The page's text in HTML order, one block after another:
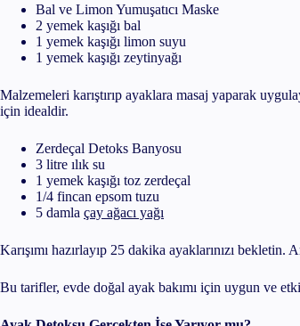
Bal ve Limon Yumuşatıcı Maske
2 yemek kaşığı bal
1 yemek kaşığı limon suyu
1 yemek kaşığı zeytinyağı
Malzemeleri karıştırıp ayaklara masaj yaparak
için idealdir.
Zerdeçal Detoks Banyosu
3 litre ılık su
1 yemek kaşığı toz zerdeçal
1/4 fincan epsom tuzu
5 damla çay ağacı yağı
Karışımı hazırlayıp 25 dakika ayaklarınızı
Bu tarifler, evde doğal ayak bakımı için uygun ve